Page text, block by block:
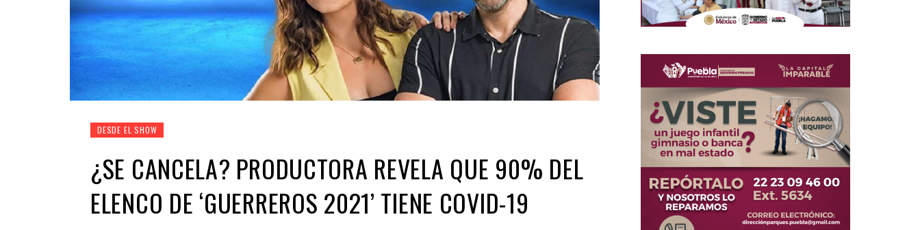
DESDE EL SHOW
¿SE CANCELA? PRODUCTORA REVELA QUE 90% DEL
ELENCO DE ‘GUERREROS 2021’ TIENE COVID-19